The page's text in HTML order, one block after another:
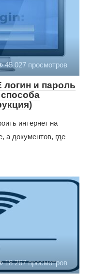
45 027 просмотров
логин и пароль
интернет на
а документов, где
18 267 просмотров